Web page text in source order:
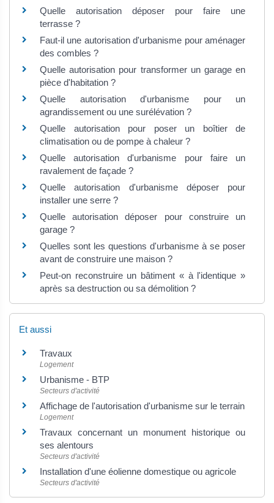
Quelle autorisation déposer pour faire une
terrasse ?
Faut-il une autorisation d'urbanisme pour aménager
des combles ?
Quelle autorisation pour transformer un garage en
pièce d'habitation ?
Quelle autorisation d'urbanisme pour un
agrandissement ou une surélévation ?
Quelle autorisation pour poser un boîtier de
climatisation ou de pompe à chaleur ?
Quelle autorisation d'urbanisme pour faire un
ravalement de façade ?
Quelle autorisation d'urbanisme déposer pour
installer une serre ?
Quelle autorisation déposer pour construire un
garage ?
Quelles sont les questions d'urbanisme à se poser
avant de construire une maison ?
Peut-on reconstruire un bâtiment « à l'identique »
après sa destruction ou sa démolition ?
Et aussi
Travaux
Logement
Urbanisme - BTP
Secteurs d'activité
Affichage de l'autorisation d'urbanisme sur le terrain
Logement
Travaux concernant un monument historique ou
ses alentours
Secteurs d'activité
Installation d'une éolienne domestique ou agricole
Secteurs d'activité